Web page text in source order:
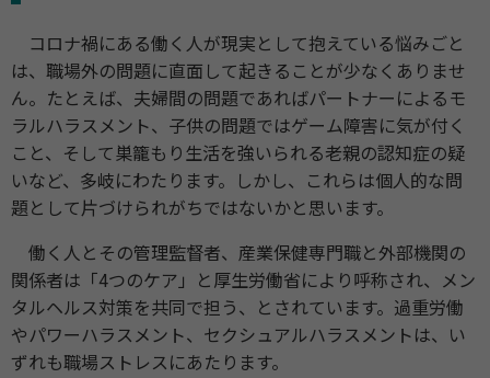
コロナ禍にある働く人が現実として抱えている悩みごと
は、職場外の問題に直面して起きることが少なくありませ
ん。たとえば、夫婦間の問題であればパートナーによるモ
ラルハラスメント、子供の問題ではゲーム障害に気が付く
こと、そして巣籠もり生活を強いられる老親の認知症の疑
いなど、多岐にわたります。しかし、これらは個人的な問
題として片づけられがちではないかと思います。
働く人とその管理監督者、産業保健専門職と外部機関の
関係者は「4つのケア」と厚生労働省により呼称され、メン
タルヘルス対策を共同で担う、とされています。過重労働
やパワーハラスメント、セクシュアルハラスメントは、い
ずれも職場ストレスにあたります。